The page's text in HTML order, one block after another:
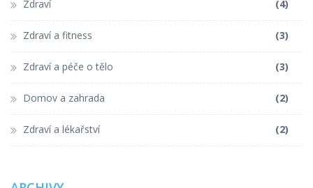
Zdraví (4)
Zdraví a fitness (3)
Zdraví a péče o tělo (3)
Domov a zahrada (2)
Zdraví a lékařství (2)